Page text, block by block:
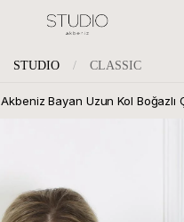
STUDIO / CLASSIC
Akbeniz Bayan Uzun Kol Boğazlı